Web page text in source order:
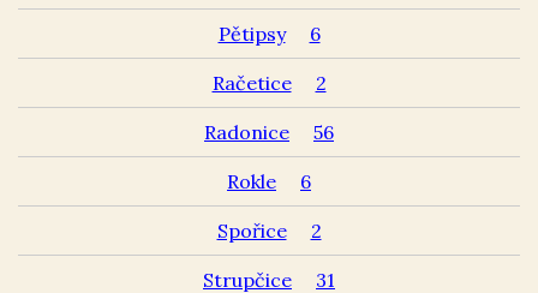
Pětipsy 6
Račetice 2
Radonice 56
Rokle 6
Spořice 2
Strupčice 31